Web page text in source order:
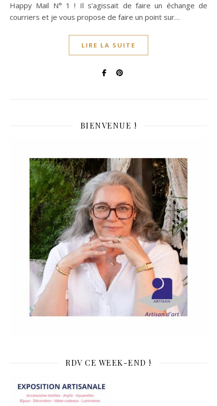
Happy Mail N° 1 ! Il s’agissait de faire un échange de
courriers et je vous propose de faire un point sur…
LIRE LA SUITE
BIENVENUE !
RDV CE WEEK-END !